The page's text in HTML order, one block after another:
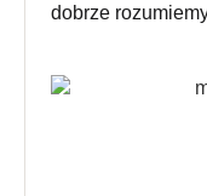
dobrze